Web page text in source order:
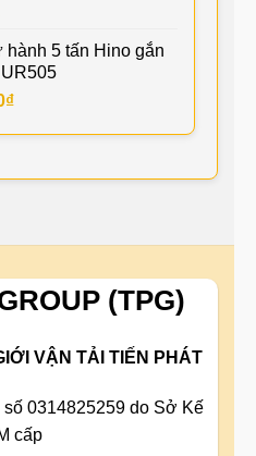
hành 5 tấn Hino gắn
₫
(TPG)
VẬN TẢI TIẾN PHÁT
0314825259 do Sở Kế
cấp